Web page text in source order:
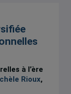
à l’ère
Rioux,